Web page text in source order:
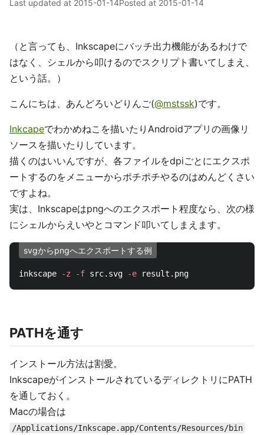
Last updated at 2015-01-14Posted at 2015-01-14
（と言っても、Inkscapeにバッチ出力機能があるわけで
はなく、シェルから叩けるのでスクリプト書いてしまえ、
という話。）
こんにちは、あんどろいどりんご(@mstssk)です。
Inkcapeでわかめねこを描いたりAndroidアプリの画像リ
ソースを描いたりしています。
描くのはいいんですが、各ファイルをdpiごとにエクスポ
ートするのをメニューからポチポチやるのはめんどくさい
ですよね。
実は、Inkscapeはpngへのエクスポート程度なら、次の様
にシェルからえいやとコマンド叩いてしまえます。
svgからpngへエクスポートする例
inkscape -z -f src.svg -e
PATHを通す
インストール方法は割愛。
InkscapeがインストールされているディレクトリにPATH
を通しておく。
Macの場合は
/Applications/Inkscape.app/Contents/Resources/bin